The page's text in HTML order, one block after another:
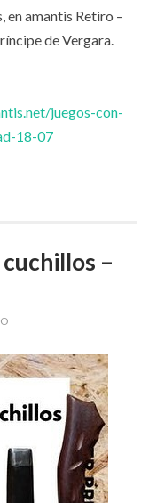
en amantis Retiro –
de Vergara.
juegos-con-
18-07
–